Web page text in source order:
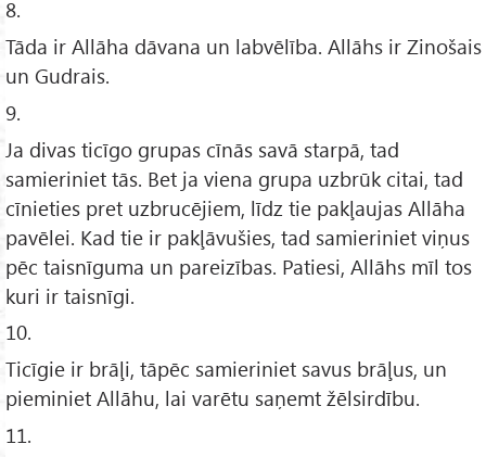
8.
Tāda ir Allāha dāvana un labvēlība. Allāhs ir Zinošais
un Gudrais.
9.
Ja divas ticīgo grupas cīnās savā starpā, tad
samieriniet tās. Bet ja viena grupa uzbrūk citai, tad
cīnieties pret uzbrucējiem, līdz tie pakļaujas Allāha
pavēlei. Kad tie ir pakļāvušies, tad samieriniet viņus
pēc taisnīguma un pareizības. Patiesi, Allāhs mīl tos
kuri ir taisnīgi.
10.
Ticīgie ir brāļi, tāpēc samieriniet savus brāļus, un
pieminiet Allāhu, lai varētu saņemt žēlsirdību.
11.